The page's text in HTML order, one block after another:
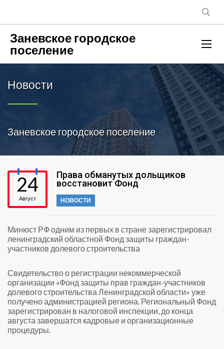
Заневское городское
поселение
Новости
Заневское городское поселение
24
Август
Права обманутых дольщиков
восстановит Фонд
НОВОСТИ
Минюст РФ одним из первых в стране зарегистрировал
ленинградский областной Фонд защиты граждан-
участников долевого строительства
Свидетельство о регистрации некоммерческой
организации «Фонд защиты прав граждан-участников
долевого строительства Ленинградской области» уже
получено администрацией региона. Региональный Фонд
зарегистрирован в налоговой инспекции, до конца
августа завершатся кадровые и организационные
процедуры.